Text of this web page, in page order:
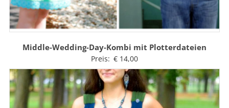
Middle-Wedding-Day-Kombi mit Plotterdateien
Preis: €14,00